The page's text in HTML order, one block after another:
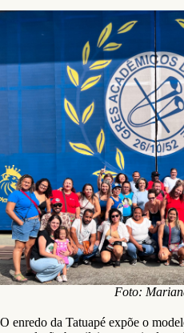
Foto:
O enredo da Tatuapé expõe o